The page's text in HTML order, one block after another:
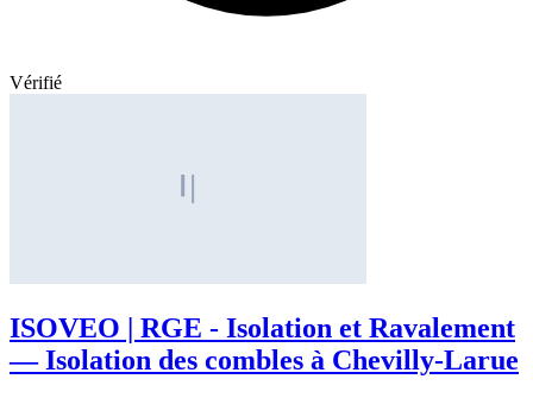
Vérifié
ISOVEO | RGE - Isolation et Ravalement
— Isolation des combles à Chevilly-Larue